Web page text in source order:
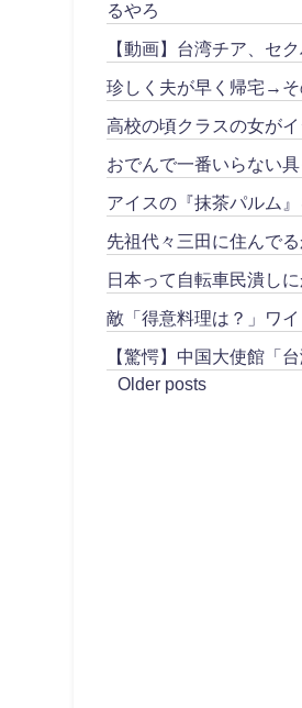
るやろ
【動画】台湾チア、セ
珍しく夫が早く帰宅→
高校の頃クラスの女が
おでんで一番いらない具
アイスの『抹茶パルム
先祖代々三田に住んで
日本って自転車民潰し
敵「得意料理は？」ワイ
【驚愕】中国大使館「
Older posts